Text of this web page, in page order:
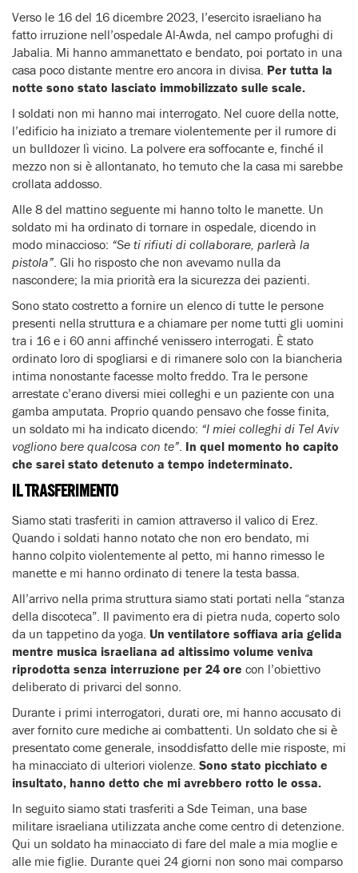
Verso le 16 del 16 dicembre 2023, l’esercito israeliano ha
fatto irruzione nell’ospedale Al-Awda, nel campo profughi di
Jabalia. Mi hanno ammanettato e bendato, poi portato in una
casa poco distante mentre ero ancora in divisa. Per tutta la
notte sono stato lasciato immobilizzato sulle scale.
I soldati non mi hanno mai interrogato. Nel cuore della notte,
l’edificio ha iniziato a tremare violentemente per il rumore di
un bulldozer lì vicino. La polvere era soffocante e, finché il
mezzo non si è allontanato, ho temuto che la casa mi sarebbe
crollata addosso.
Alle 8 del mattino seguente mi hanno tolto le manette. Un
soldato mi ha ordinato di tornare in ospedale, dicendo in
modo minaccioso: “Se ti rifiuti di collaborare, parlerà la
pistola” . Gli ho risposto che non avevamo nulla da
nascondere; la mia priorità era la sicurezza dei pazienti.
Sono stato costretto a fornire un elenco di tutte le persone
presenti nella struttura e a chiamare per nome tutti gli uomini
tra i 16 e i 60 anni affinché venissero interrogati. È stato
ordinato loro di spogliarsi e di rimanere solo con la biancheria
intima nonostante facesse molto freddo. Tra le persone
arrestate c’erano diversi miei colleghi e un paziente con una
gamba amputata. Proprio quando pensavo che fosse finita,
un soldato mi ha indicato dicendo: “I miei colleghi di Tel Aviv
vogliono bere qualcosa con te” In quel momento ho capito
che sarei stato detenuto a tempo indeterminato.
IL TRASFERIMENTO
Siamo stati trasferiti in camion attraverso il valico di Erez.
Quando i soldati hanno notato che non ero bendato, mi
hanno colpito violentemente al petto, mi hanno rimesso le
manette e mi hanno ordinato di tenere la testa bassa.
All’arrivo nella prima struttura siamo stati portati nella “stanza
della discoteca”. Il pavimento era di pietra nuda, coperto solo
da un tappetino da yoga. Un ventilatore soffiava aria gelida
mentre musica israeliana ad altissimo volume veniva
riprodotta senza interruzione per 24 ore con l’obiettivo
deliberato di privarci del sonno.
Durante i primi interrogatori, durati ore, mi hanno accusato di
aver fornito cure mediche ai combattenti. Un soldato che si è
presentato come generale, insoddisfatto delle mie risposte, mi
ha minacciato di ulteriori violenze. Sono stato picchiato e
insultato, hanno detto che mi avrebbero rotto le ossa.
In seguito siamo stati trasferiti a Sde Teiman, una base
militare israeliana utilizzata anche come centro di detenzione.
Qui un soldato ha minacciato di fare del male a mia moglie e
alle mie figlie. Durante quei 24 giorni non sono mai comparso